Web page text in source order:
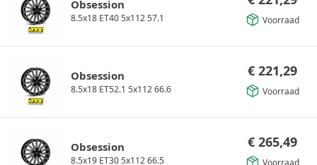
Obsession
8.5x18 ET40 5x112 57.1 Voorraad
Obsession
8.5x18 ET52.1 5x112 66.6
€ 221,29
Voorraad
Obsession
8.5x19 ET30 5x112 66.5
€ 265,49
Voorraad